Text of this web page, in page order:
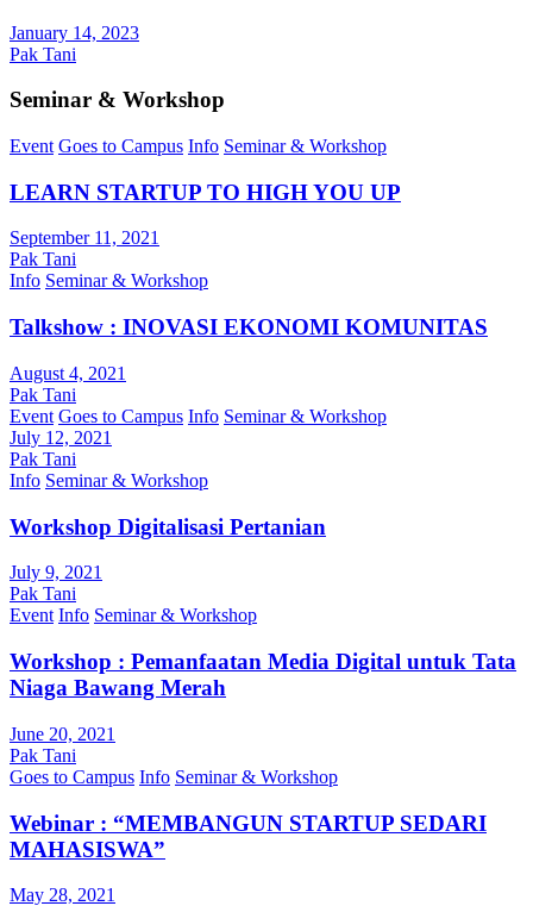
January 14, 2023
Pak Tani
Seminar & Workshop
Event Goes to Campus Info Seminar & Workshop
LEARN STARTUP TO HIGH YOU UP
September 11, 2021
Pak Tani
Info Seminar & Workshop
Talkshow : INOVASI EKONOMI KOMUNITAS
August 4, 2021
Pak Tani
Event Goes to Campus Info Seminar & Workshop
July 12, 2021
Pak Tani
Info Seminar & Workshop
Workshop Digitalisasi Pertanian
July 9, 2021
Pak Tani
Event Info Seminar & Workshop
Workshop : Pemanfaatan Media Digital untuk Tata
Niaga Bawang Merah
June 20, 2021
Pak Tani
Goes to Campus Info Seminar & Workshop
Webinar : “MEMBANGUN STARTUP SEDARI
MAHASISWA”
May 28, 2021